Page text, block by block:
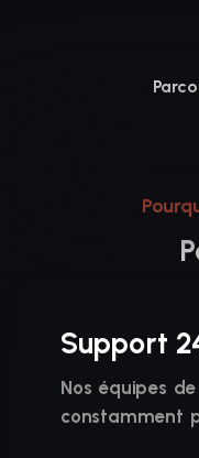
Support
Nos équipes
constamment